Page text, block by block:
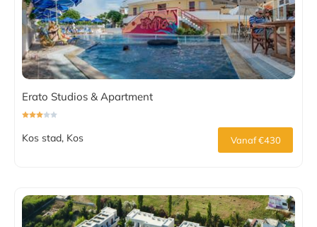
Erato Studios & Apartment
Kos stad, Kos Vanaf €430